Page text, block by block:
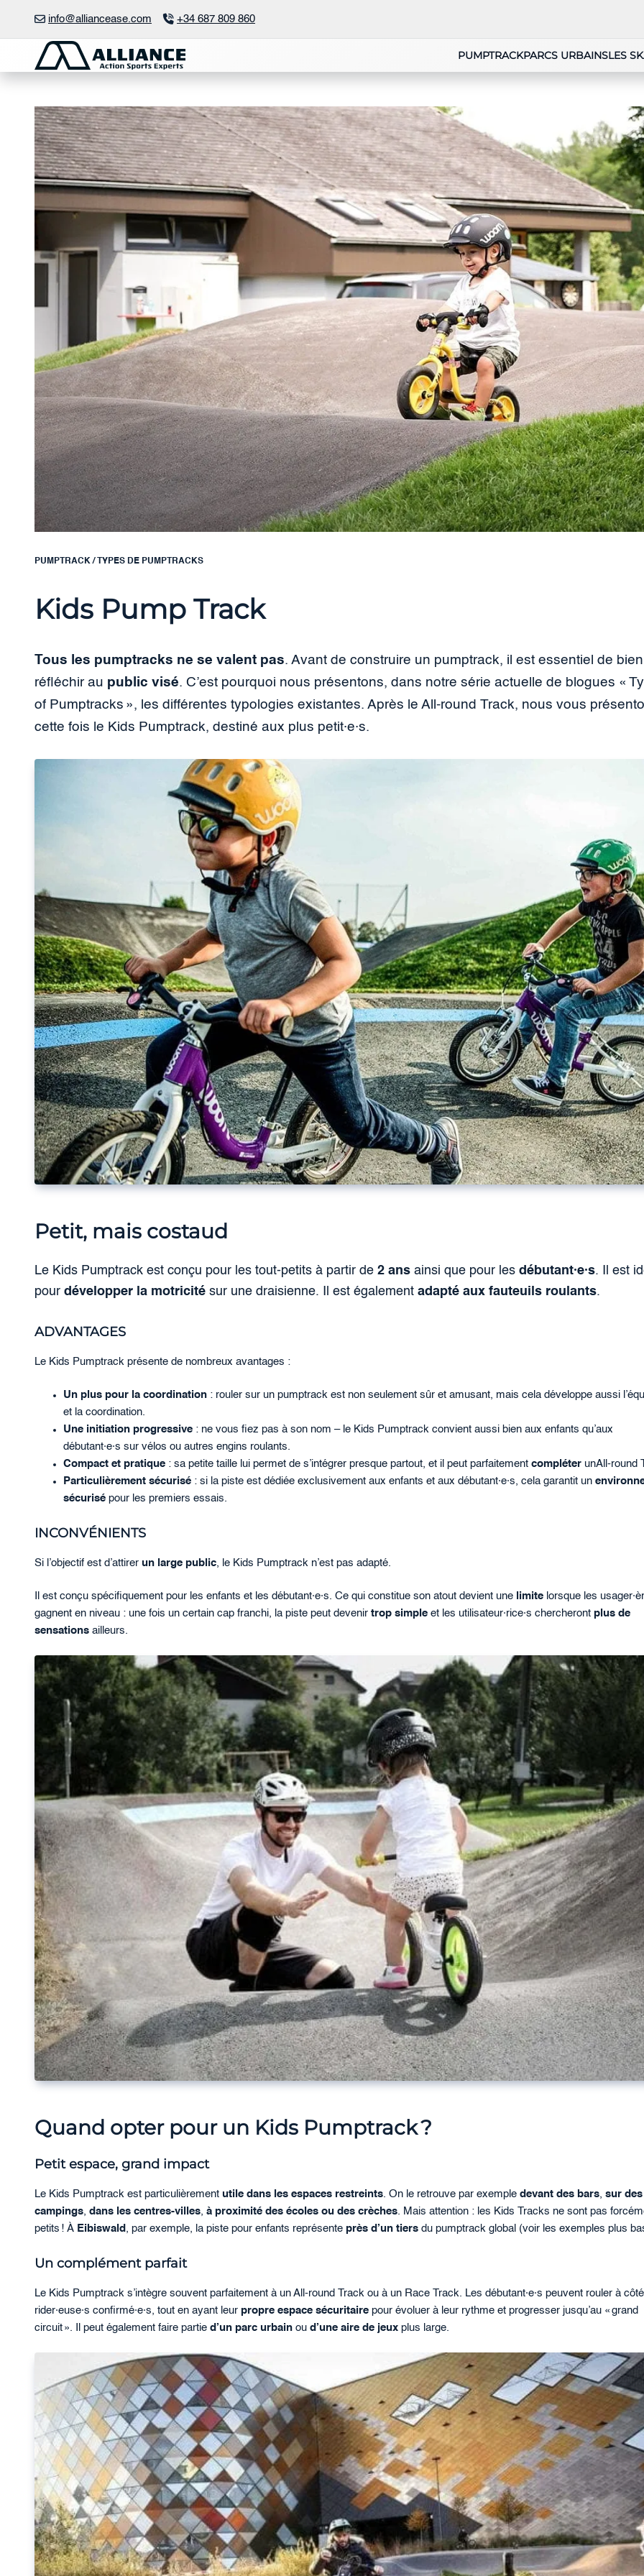
info@alliancease.com +34 687 809 860
PUMPTRACKPARCS URBAINSLES
PUMPTRACK/ TYPES DE PUMPTRACKS
Kids Pump Track
Tous les pumptracks ne se valent pas. Avant de construire un pumptrack, il est essentiel de bien
réfléchir au public visé. C’est pourquoi nous présentons, dans notre série actuelle de blogues «
of Pumptracks », les différentes typologies existantes. Après le All-round Track, nous vous
cette fois le Kids Pumptrack, destiné aux plus petit·e·s.
Petit, mais costaud
Le Kids Pumptrack est conçu pour les tout-petits à partir de 2 ans ainsi que pour les débutant·e·s. Il est
pour développer la motricité sur une draisienne. Il est également adapté aux fauteuils roulants.
ADVANTAGES
Le Kids Pumptrack présente de nombreux avantages :
Un plus pour la coordination : rouler sur un pumptrack est non seulement sûr et amusant, mais cela développe aussi
et la coordination.
Une initiation progressive : ne vous fiez pas à son nom – le Kids Pumptrack convient aussi bien aux enfants qu’aux
débutant·e·s sur vélos ou autres engins roulants.
Compact et pratique : sa petite taille lui permet de s’intégrer presque partout, et il peut parfaitement compléter unAll-round
Particulièrement sécurisé : si la piste est dédiée exclusivement aux enfants et aux débutant·e·s, cela garantit un
sécurisé pour les premiers essais.
INCONVÉNIENTS
Si l’objectif est d’attirer un large public, le Kids Pumptrack n’est pas adapté.
Il est conçu spécifiquement pour les enfants et les débutant·e·s. Ce qui constitue son atout devient une limite lorsque les
gagnent en niveau : une fois un certain cap franchi, la piste peut devenir trop simple et les utilisateur·rice·s chercheront plus de
sensations ailleurs.
Quand opter pour un Kids Pumptrack ?
Petit espace, grand impact
Le Kids Pumptrack est particulièrement utile dans les espaces restreints. On le retrouve par exemple devant des bars, sur des
campings, dans les centres-villes, à proximité des écoles ou des crèches. Mais attention : les Kids Tracks ne sont pas
petits ! À Eibiswald , par exemple, la piste pour enfants représente près d’un tiers du pumptrack global (voir les exemples plus
Un complément parfait
Le Kids Pumptrack s’intègre souvent parfaitement à un All-round Track ou à un Race Track. Les débutant·e·s peuvent rouler à
rider·euse·s confirmé·e·s, tout en ayant leur propre espace sécuritaire pour évoluer à leur rythme et progresser jusqu’au « grand
circuit ». Il peut également faire partie d’un parc urbain ou d’une aire de jeux plus large.